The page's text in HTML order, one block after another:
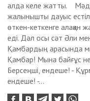
алда келе жатты.
жалынышты дауыс
өткен-кеткенге алақан
еді. Дәл осы сәт Әли
Қамбардың арасында
Қамбар! Мына байғұс
Берсеңші, ендеше! -
ендеше! -...